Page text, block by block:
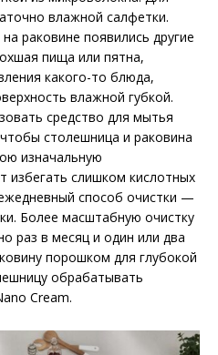
влажной салфетки.
раковине появились другие
пища или пятна,
какого-то блюда,
влажной губкой.
средство для мытья
столешница и раковина
изначальную
избегать слишком кислотных
способ очистки —
Более масштабную очистку
раз в месяц и один или два
порошком для глубокой
обрабатывать
Cream.